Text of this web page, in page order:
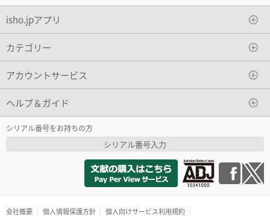
isho.jpアプリ
カテゴリー
アカウントサービス
ヘルプ＆ガイド
シリアル番号をお持ちの方
シリアル番号入力
会社概要 個人情報保護方針 個人向けサービス利用規約